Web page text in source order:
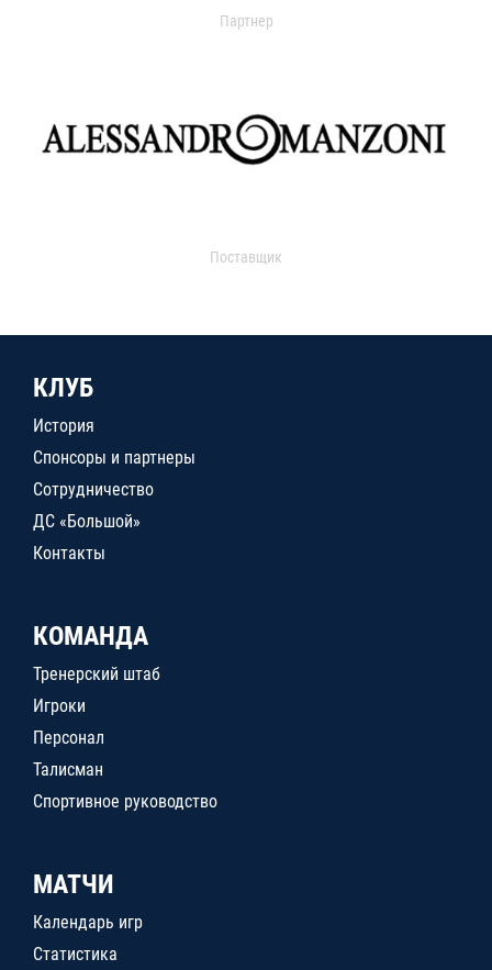
Партнер
Поставщик
КЛУБ
История
Спонсоры и партнеры
Сотрудничество
ДС «Большой»
Контакты
КОМАНДА
Тренерский штаб
Игроки
Персонал
Талисман
Спортивное руководство
МАТЧИ
Календарь игр
Статистика